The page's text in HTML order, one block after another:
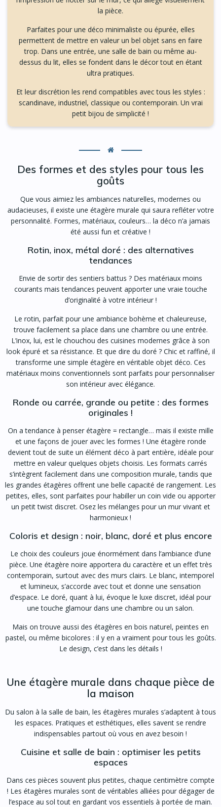
la pièce.
Parfaites pour une déco minimaliste ou épurée, elles
permettent de mettre en valeur un bel objet sans en faire
trop. Dans une entrée, une salle de bain ou même au-
dessus du lit, elles se fondent dans le décor tout en étant
ultra pratiques.
Et leur discrétion les rend compatibles avec tous les styles :
scandinave, industriel, classique ou contemporain. Un vrai
petit bijou de simplicité !
Des formes et des styles pour tous les
goûts
Que vous aimiez les ambiances naturelles, modernes ou
audacieuses, il existe une étagère murale qui saura refléter votre
personnalité. Formes, matériaux, couleurs… la déco n’a jamais
été aussi fun et créative !
Rotin, inox, métal doré : des alternatives
tendances
Envie de sortir des sentiers battus ? Des matériaux moins
courants mais tendances peuvent apporter une vraie touche
d’originalité à votre intérieur !
Le rotin, parfait pour une ambiance bohème et chaleureuse,
trouve facilement sa place dans une chambre ou une entrée.
L’inox, lui, est le chouchou des cuisines modernes grâce à son
look épuré et sa résistance. Et que dire du doré ? Chic et raffiné, il
transforme une simple étagère en véritable objet déco. Ces
matériaux moins conventionnels sont parfaits pour personnaliser
son intérieur avec élégance.
Ronde ou carrée, grande ou petite : des formes
originales !
On a tendance à penser étagère = rectangle… mais il existe mille
et une façons de jouer avec les formes ! Une étagère ronde
devient tout de suite un élément déco à part entière, idéale pour
mettre en valeur quelques objets choisis. Les formats carrés
s’intègrent facilement dans une composition murale, tandis que
les grandes étagères offrent une belle capacité de rangement. Les
petites, elles, sont parfaites pour habiller un coin vide ou apporter
un petit twist discret. Osez les mélanges pour un mur vivant et
harmonieux !
Coloris et design : noir, blanc, doré et plus encore
Le choix des couleurs joue énormément dans l’ambiance d’une
pièce. Une étagère noire apportera du caractère et un effet très
contemporain, surtout avec des murs clairs. Le blanc, intemporel
et lumineux, s’accorde avec tout et donne une sensation
d’espace. Le doré, quant à lui, évoque le luxe discret, idéal pour
une touche glamour dans une chambre ou un salon.
Mais on trouve aussi des étagères en bois naturel, peintes en
pastel, ou même bicolores : il y en a vraiment pour tous les goûts.
Le design, c’est dans les détails !
Une étagère murale dans chaque pièce de
la maison
Du salon à la salle de bain, les étagères murales s’adaptent à tous
les espaces. Pratiques et esthétiques, elles savent se rendre
indispensables partout où vous en avez besoin !
Cuisine et salle de bain : optimiser les petits
espaces
Dans ces pièces souvent plus petites, chaque centimètre compte
! Les étagères murales sont de véritables alliées pour dégager de
l’espace au sol tout en gardant vos essentiels à portée de main.